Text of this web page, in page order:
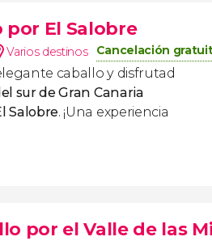
por El Salobre
Varios destinos Cancelación
caballo y disfrutad
sur de Gran Canaria
Salobre. ¡Una experiencia
por el Valle de las